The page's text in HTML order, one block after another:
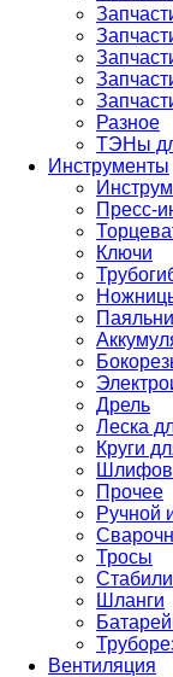
Разное
ТЭНы
Инструменты
Пресс-
Ключи
Дрель
Леска
Круги
Прочее
Ручной
Тросы
Шланги
Вентиляция